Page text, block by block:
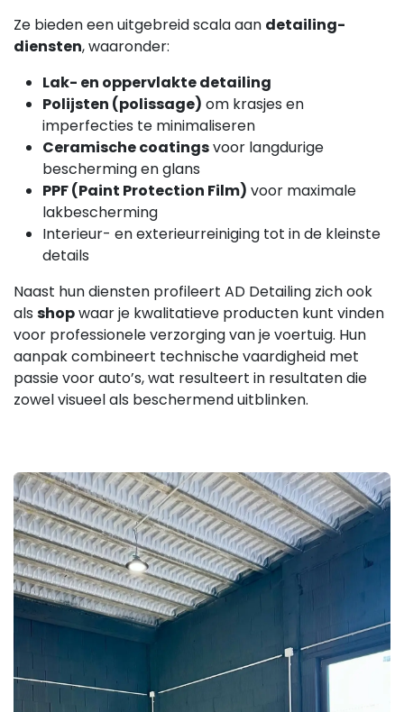
Ze bieden een uitgebreid scala aan detailing-
diensten, waaronder:
Lak- en oppervlakte detailing
Polijsten (polissage) om krasjes en
imperfecties te minimaliseren
Ceramische coatingsvoor langdurige
bescherming en glans
PPF (Paint Protection Film) voor maximale
lakbescherming
Interieur- en exterieurreiniging tot in de kleinste
details
Naast hun diensten profileert AD Detailing zich ook
als shopwaar je kwalitatieve producten kunt vinden
voor professionele verzorging van je voertuig. Hun
aanpak combineert technische vaardigheid met
passie voor auto’s, wat resulteert in resultaten die
zowel visueel als beschermend uitblinken.